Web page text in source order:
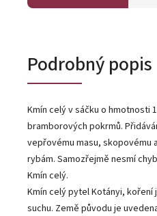
Podrobný popis
Kmín celý v sáčku o hmotnosti
bramborových pokrmů.
vepřovému masu, skopovému
rybám. Samozřejmě nesmí
Kmín celý.
Kmín celý pytel Kotányi, koření
suchu. Země původu je